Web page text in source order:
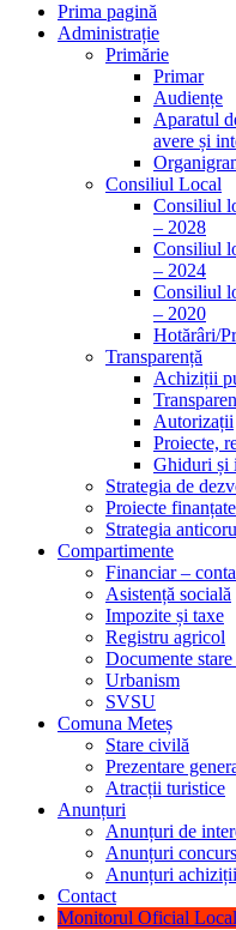
Prima pagină
Administrație
Primărie
Primar
Audiențe
Aparatul
avere și
Consiliul Local
Consiliul
– 2028
Consiliul
– 2024
Consiliul
– 2020
Hotărâri/
Transparență
Achiziții
Autorizații
Proiecte,
Ghiduri și
Strategia de
Proiecte
Strategia
Compartimente
Financiar –
Asistență socială
Impozite și taxe
Registru agricol
Documente
Urbanism
SVSU
Comuna Meteș
Stare civilă
Prezentare
Atracții turistice
Anunțuri
Anunțuri de
Anunțuri
Anunțuri
Contact
Monitorul Oficial Local